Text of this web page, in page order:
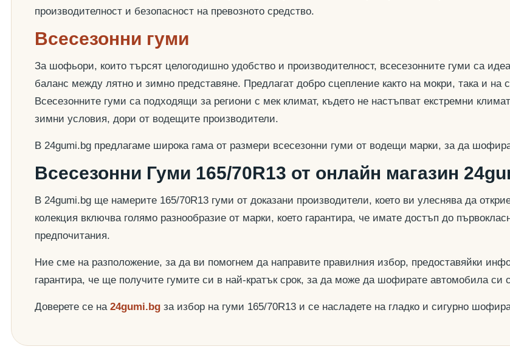
производителност и безопасност на превозното средство.
Всесезонни гуми
За шофьори, които търсят целогодишно удобство и производителност, всесезонните гуми са
баланс между лятно и зимно представяне. Предлагат добро сцепление както на мокри, така и на
Всесезонните гуми са подходящи за региони с мек климат, където не настъпват екстремни
зимни условия, дори от водещите производители.
В 24gumi.bg предлагаме широка гама от размери всесезонни гуми от водещи марки, за да
Всесезонни Гуми 165/70R13 от онлайн магазин
В 24gumi.bg ще намерите 165/70R13 гуми от доказани производители, което ви улеснява да
колекция включва голямо разнообразие от марки, което гарантира, че имате достъп до
предпочитания.
Ние сме на разположение, за да ви помогнем да направите правилния избор, предоставяйки
гарантира, че ще получите гумите си в най-кратък срок, за да може да шофирате автомобила си
Доверете се на 24gumi.bg за избор на гуми 165/70R13 и се насладете на гладко и сигурно